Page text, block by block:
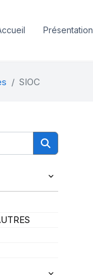
Présentation
SIOC